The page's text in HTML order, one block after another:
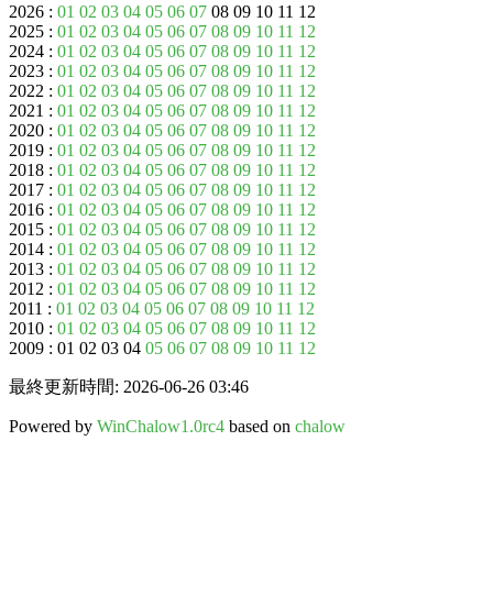
2026 : 01 02 03 04 05 06 07 08 09 10 11 12
2025 : 01 02 03 04 05 06 07 08 09 10 11 12
2024 : 01 02 03 04 05 06 07 08 09 10 11 12
2023 : 01 02 03 04 05 06 07 08 09 10 11 12
2022 : 01 02 03 04 05 06 07 08 09 10 11 12
2021 : 01 02 03 04 05 06 07 08 09 10 11 12
2020 : 01 02 03 04 05 06 07 08 09 10 11 12
2019 : 01 02 03 04 05 06 07 08 09 10 11 12
2018 : 01 02 03 04 05 06 07 08 09 10 11 12
2017 : 01 02 03 04 05 06 07 08 09 10 11 12
2016 : 01 02 03 04 05 06 07 08 09 10 11 12
2015 : 01 02 03 04 05 06 07 08 09 10 11 12
2014 : 01 02 03 04 05 06 07 08 09 10 11 12
2013 : 01 02 03 04 05 06 07 08 09 10 11 12
2012 : 01 02 03 04 05 06 07 08 09 10 11 12
2011 : 01 02 03 04 05 06 07 08 09 10 11 12
2010 : 01 02 03 04 05 06 07 08 09 10 11 12
2009 : 01 02 03 04 05 06 07 08 09 10 11 12
最終更新時間: 2026-06-26 03:46
Powered by WinChalow1.0rc4 based on chalow